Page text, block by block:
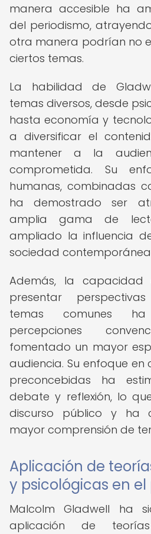
manera accesible ha
del periodismo,
otra manera podrían no
ciertos temas.
La habilidad de
temas diversos, desde
hasta economía y
a diversificar el
mantener a la
comprometida. Su
humanas, combinadas
ha demostrado ser
amplia gama de
ampliado la influencia
sociedad
Además, la capacidad
presentar
temas comunes
percepciones
fomentado un mayor
audiencia. Su enfoque en
preconcebidas ha
debate y reflexión, lo
discurso público y ha
mayor comprensión de
Aplicación de
y psicológicas en
Malcolm Gladwell ha
aplicación de